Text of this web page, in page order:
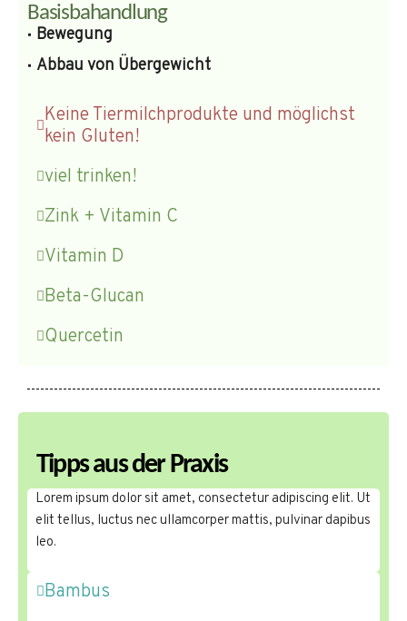
Basisbahandlung
Bewegung
Abbau von Übergewicht
Keine Tiermilchprodukte und möglichst
kein Gluten!
viel trinken!
Zink + Vitamin C
Vitamin D
Beta-Glucan
Quercetin
Tipps aus der Praxis
Lorem ipsum dolor sit amet, consectetur adipiscing elit. Ut
elit tellus, luctus nec ullamcorper mattis, pulvinar dapibus
leo.
Bambus